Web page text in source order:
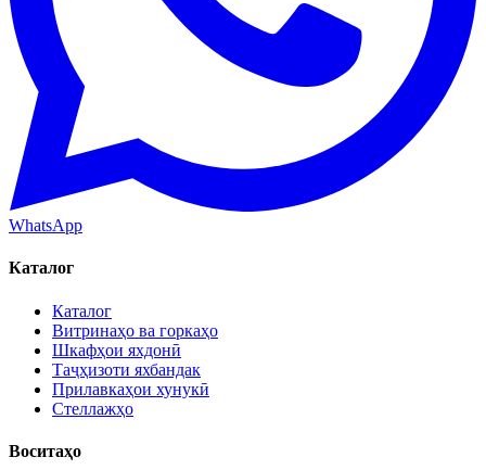
WhatsApp
Каталог
Каталог
Витринаҳо ва горкаҳо
Шкафҳои яхдонӣ
Таҷҳизоти яхбандак
Прилавкаҳои хунукӣ
Стеллажҳо
Воситаҳо